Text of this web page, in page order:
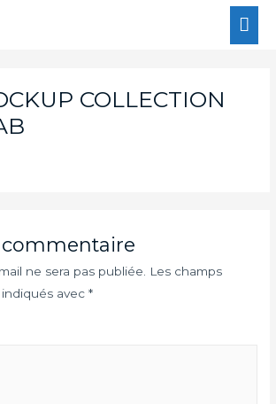
COLLECTION
commentaire
ne sera pas publiée.
Les champs
avec*